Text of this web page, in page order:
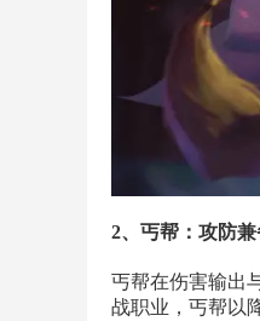
2、丐帮：攻防
丐帮在伤害输出
战职业，丐帮以